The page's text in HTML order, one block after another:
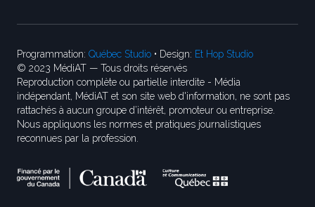
Programmation: Québec Studio • Design: Et Hop Studio
© 2023 MédiAT — Tous droits réservés
Reproduction complète ou partielle interdite - Média
indépendant, MédiAT et son site web d'information, ne sont pas
rattachés à aucun groupe d’intérêt, promoteur ou entreprise.
Nous appliquons les normes et pratiques journalistiques
reconnues par la profession.